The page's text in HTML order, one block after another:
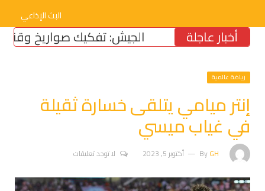
البث الإذاعي
أخبار عاجلة الجيش: تفكيك صواريخ وقنابل
رياضة عالمية
إنتر ميامي يتلقى خسارة ثقيلة
في غياب ميسي
ByGH أكتوبر 5, 2023 لا توجد تعليقات